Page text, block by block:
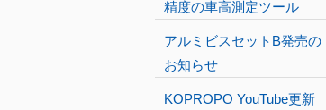
精度の車高測定ツール
アルミビスセットB発売の
お知らせ
KOPROPO YouTube更新